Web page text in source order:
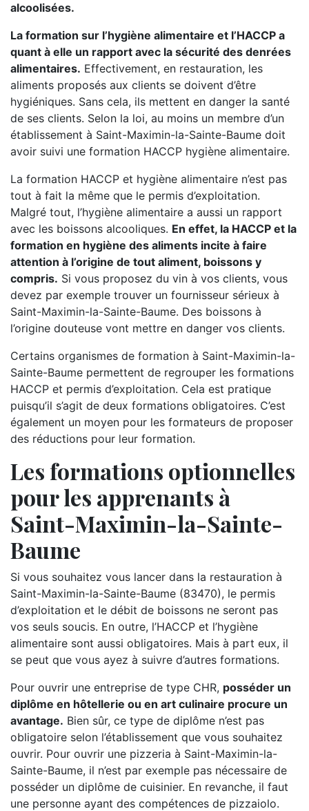
alcoolisées.
La formation sur l’hygiène alimentaire et l’HACCP a
quant à elle un rapport avec la sécurité des denrées
alimentaires. Effectivement, en restauration, les
aliments proposés aux clients se doivent d’être
hygiéniques. Sans cela, ils mettent en danger la santé
de ses clients. Selon la loi, au moins un membre d’un
établissement à Saint-Maximin-la-Sainte-Baume doit
avoir suivi une formation HACCP hygiène alimentaire.
La formation HACCP et hygiène alimentaire n’est pas
tout à fait la même que le permis d’exploitation.
Malgré tout, l’hygiène alimentaire a aussi un rapport
avec les boissons alcooliques. En effet, la HACCP et la
formation en hygiène des aliments incite à faire
attention à l’origine de tout aliment, boissons y
compris. Si vous proposez du vin à vos clients, vous
devez par exemple trouver un fournisseur sérieux à
Saint-Maximin-la-Sainte-Baume. Des boissons à
l’origine douteuse vont mettre en danger vos clients.
Certains organismes de formation à Saint-Maximin-la-
Sainte-Baume permettent de regrouper les formations
HACCP et permis d’exploitation. Cela est pratique
puisqu’il s’agit de deux formations obligatoires. C’est
également un moyen pour les formateurs de proposer
des réductions pour leur formation.
Les formations optionnelles
pour les apprenants à
Saint-Maximin-la-Sainte-
Baume
Si vous souhaitez vous lancer dans la restauration à
Saint-Maximin-la-Sainte-Baume (83470), le permis
d’exploitation et le débit de boissons ne seront pas
vos seuls soucis. En outre, l’HACCP et l’hygiène
alimentaire sont aussi obligatoires. Mais à part eux, il
se peut que vous ayez à suivre d’autres formations.
Pour ouvrir une entreprise de type CHR, posséder un
diplôme en hôtellerie ou en art culinaire procure un
avantage. Bien sûr, ce type de diplôme n’est pas
obligatoire selon l’établissement que vous souhaitez
ouvrir. Pour ouvrir une pizzeria à Saint-Maximin-la-
Sainte-Baume, il n’est par exemple pas nécessaire de
posséder un diplôme de cuisinier. En revanche, il faut
une personne ayant des compétences de pizzaiolo.